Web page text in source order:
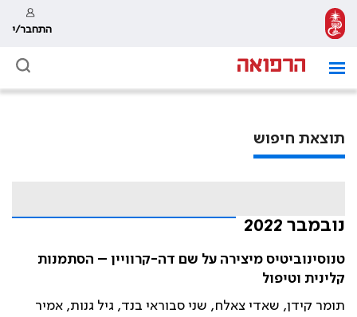
התחבר/י
תוצאת חיפוש
נובמבר 2022
טנוסינוביטיס מיצירה על שם דה-קרוויין – הסתמנות
קלינית וטיפול
תומר קידן, שאדי צאלח, שני סבוראי בנד, גיל גנות, אמיר